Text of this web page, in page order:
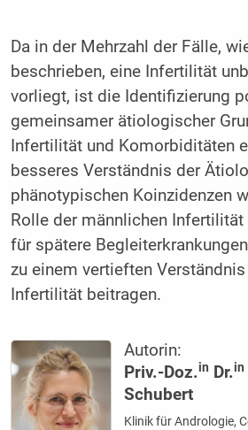
Da in der Mehrzahl der Fälle,
beschrieben, eine Infertilität
vorliegt, ist die Identifizierung
gemeinsamer ätiologischer
Infertilität und Komorbiditäten
besseres Verständnis der
phänotypischen Koinzidenzen
Rolle der männlichen
für spätere
zu einem vertieften
Infertilität beitragen.
Autorin:
Priv.-Doz.in Dr.in
Schubert
Klinik für Andrologie,